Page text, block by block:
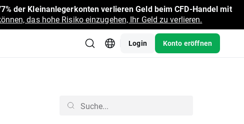
der Kleinanlegerkonten verlieren Geld beim CFD-Handel mit
das hohe Risiko einzugehen, Ihr Geld zu verlieren.
Login Konto eröffnen